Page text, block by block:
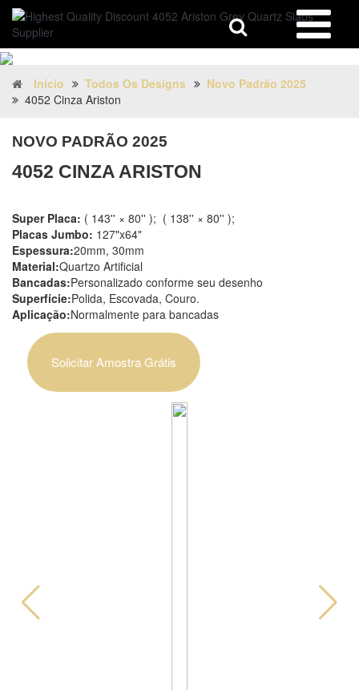
Início Todos Os Designs
Novo Padrão 2025
4052 Cinza Ariston
NOVO PADRÃO 2025
4052 CINZA ARISTON
Super Placa: ( 143'' × 80'' ); ( 138'' × 80'' );
Placas Jumbo: 127"x64"
Espessura:20mm, 30mm
Material:Quartzo Artificial
Bancadas:Personalizado conforme seu desenho
Superfície:Polida, Escovada, Couro.
Aplicação:Normalmente para bancadas
Solicitar Amostra Grátis